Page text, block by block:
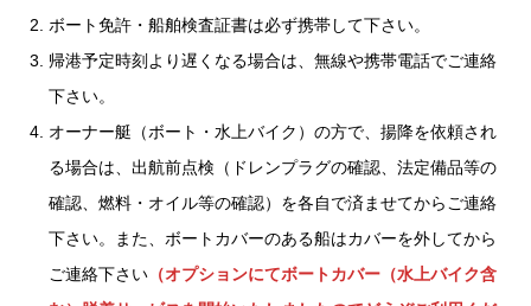
ボート免許・船舶検査証書は必ず携帯して下さい。
帰港予定時刻より遅くなる場合は、無線や携帯電話でご連絡
下さい。
オーナー艇（ボート・水上バイク）の方で、揚降を依頼され
る場合は、出航前点検（ドレンプラグの確認、法定備品等の
確認、燃料・オイル等の確認）を各自で済ませてからご連絡
下さい。また、ボートカバーのある船はカバーを外してから
ご連絡下さい （オプションにてボートカバー（水上バイク含